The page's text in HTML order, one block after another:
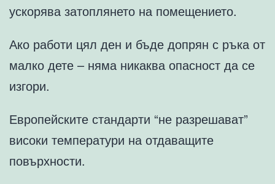
ускорява затоплянето на помещението.
Ако работи цял ден и бъде допрян с ръка от
малко дете – няма никаква опасност да се
изгори.
Европейските стандарти “не разрешават”
високи температури на отдаващите
повърхности.